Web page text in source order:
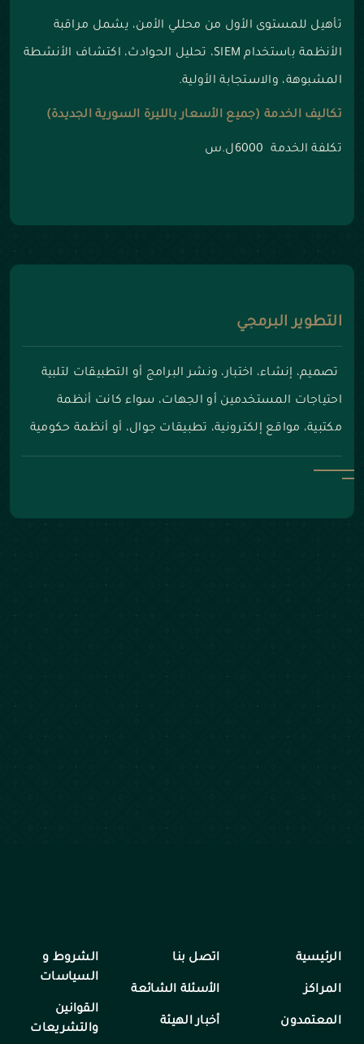
تأهيل للمستوى الأول من محللي الأمن، يشمل مراقبة
الأنظمة باستخدام SIEM، تحليل الحوادث، اكتشاف الأنشطة
المشبوهة، والاستجابة الأولية.
تكاليف الخدمة (جميع الأسعار بالليرة السورية الجديدة)
تكلفة الخدمة 6000ل.س
التطوير البرمجي
تصميم، إنشاء، اختبار، ونشر البرامج أو التطبيقات لتلبية
احتياجات المستخدمين أو الجهات، سواء كانت أنظمة
مكتبية، مواقع إلكترونية، تطبيقات جوال، أو أنظمة حكومية
الرئيسية
المراكز
المعتمدون
اتصل بنا
الأسئلة الشائعة
أخبار الهيئة
الشروط و
السياسات
القوانين
والتشريعات